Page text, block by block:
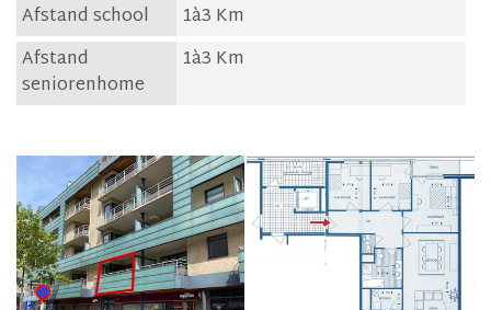
Afstand school
1à3 Km
Afstand
seniorenhome
1à3 Km